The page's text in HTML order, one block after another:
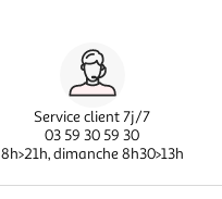
Service client 7j/7
03 59 30 59 30
8h>21h, dimanche 8h30>13h